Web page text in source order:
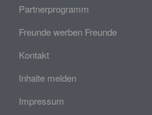
Partnerprogramm
Freunde werben Freunde
Kontakt
Inhalte melden
Impressum